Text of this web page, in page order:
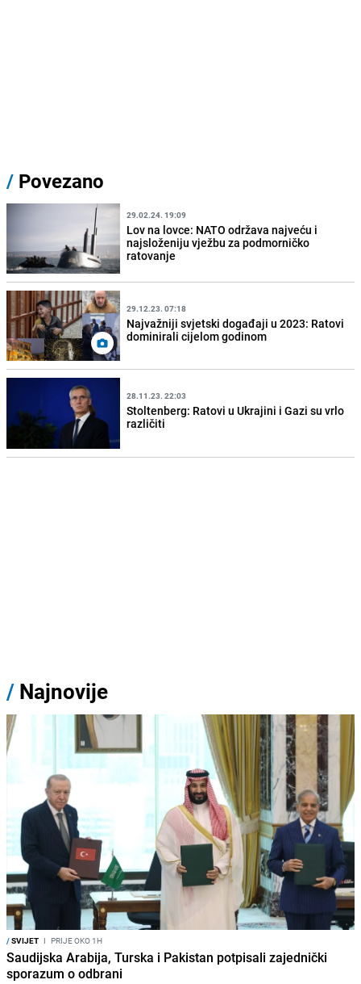
/ Povezano
29.02.24. 19:09
Lov na lovce: NATO održava najveću i
najsloženiju vježbu za podmorničko
ratovanje
29.12.23. 07:18
Najvažniji svjetski događaji u 2023: Ratovi
dominirali cijelom godinom
28.11.23. 22:03
Stoltenberg: Ratovi u Ukrajini i Gazi su vrlo
različiti
/ Najnovije
/SVIJET I PRIJE OKO 1H
Saudijska Arabija, Turska i Pakistan potpisali zajednički
sporazum o odbrani